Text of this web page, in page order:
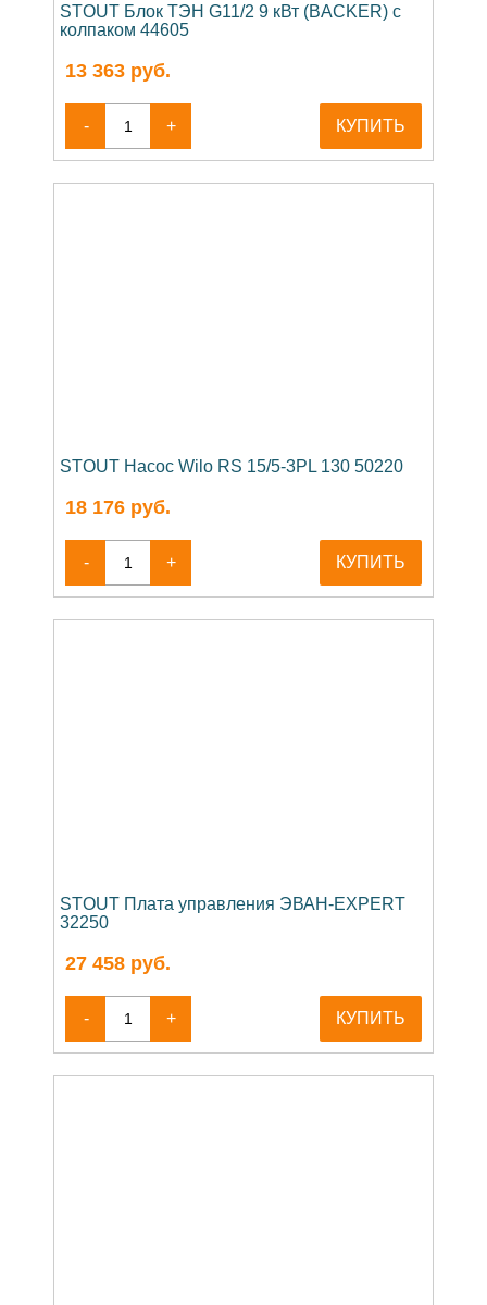
STOUT Блок ТЭН G11/2 9 кВт (BACKER) с
колпаком 44605
13 363 руб.
- + КУПИТЬ
STOUT Насос Wilo RS 15/5-3PL 130 50220
18 176 руб.
- + КУПИТЬ
STOUT Плата управления ЭВАН-EXPERT
32250
27 458 руб.
- + КУПИТЬ